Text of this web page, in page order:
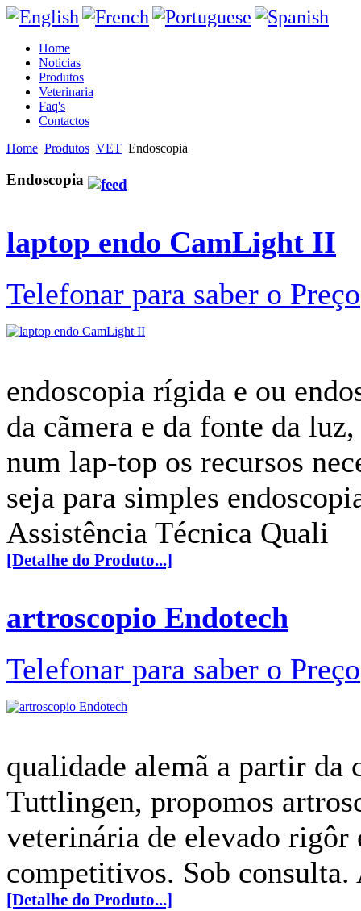
Home
Noticias
Produtos
Veterinaria
Faq's
Contactos
Home Produtos VET Endoscopia
Endoscopia
laptop endo CamLight II
Telefonar para saber o Preço
endoscopia rígida e ou
da cãmera e da fonte da
num lap-top os recursos
seja para simples
Assistência Técnica Quali
[Detalhe do Produto...]
artroscopio Endotech
Telefonar para saber o Preço
qualidade alemã a partir da
Tuttlingen, propomos
veterinária de elevado rigôr
competitivos. Sob
[Detalhe do Produto...]